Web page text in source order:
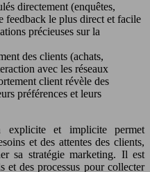
directement (enquêtes,
feedback le plus direct et facile
précieuses sur la
des clients (achats,
avec les réseaux
client révèle des
préférences et leurs
explicite et implicite permet
et des attentes des clients,
sa stratégie marketing. Il est
et des processus pour collecter